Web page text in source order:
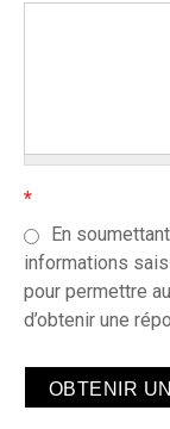
*
En
informations
pour permettre
d’obtenir une